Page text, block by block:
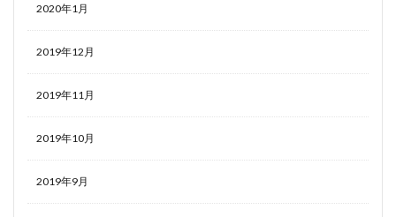
2020年1月
2019年12月
2019年11月
2019年10月
2019年9月